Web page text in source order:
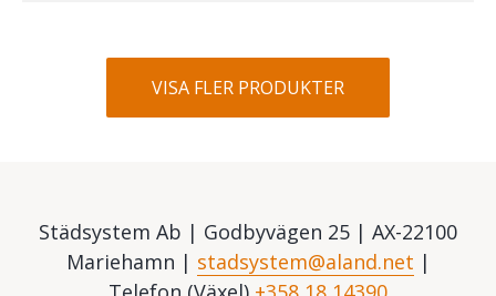
VISA FLER PRODUKTER
Städsystem Ab | Godbyvägen 25 | AX-22100
Mariehamn | stadsystem@aland.net |